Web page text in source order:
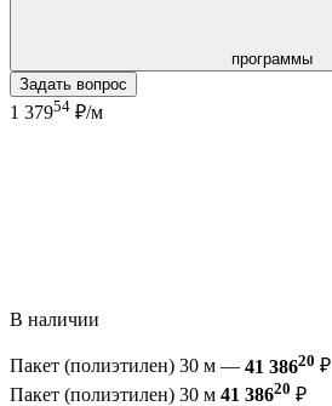
программы
Задать вопрос
1 37954 ₽/м
В наличии
Пакет (полиэтилен) 30 м — 41 38620 ₽
Пакет (полиэтилен) 30 м 41 38620 ₽